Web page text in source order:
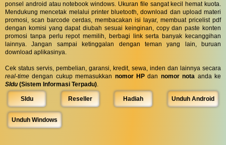
ponsel android atau notebook windows. Ukuran file sangat kecil hemat kuota.
Mendukung mencetak melalui printer bluetooth, download dan upload materi
promosi, scan barcode cerdas, membacakan isi layar, membuat pricelist pdf
dengan komisi yang dapat diubah sesuai keinginan, copy dan paste konten
promosi tanpa perlu repot memilih, berbagi link serta banyak kecanggihan
lainnya. Jangan sampai ketinggalan dengan teman yang lain, buruan
download aplikasinya.
Cek status servis, pembelian, garansi, kredit, sewa, inden dan lainnya secara
real-time dengan cukup memasukkan nomor HP dan nomor nota anda ke
SIdu (Sistem Informasi Terpadu).
SIdu Reseller Hadiah Unduh Android
Unduh Windows